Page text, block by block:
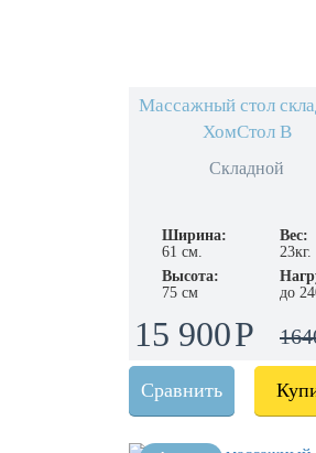
Массажный стол
ХомСтол B
Складной
Ширина:
61 см.
Вес:
23кг.
Высота:
75 см
до
15 900
Сравнить